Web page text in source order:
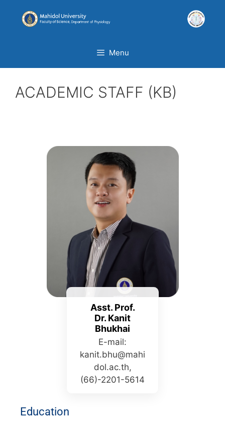
Menu
ACADEMIC STAFF (KB)
Asst. Prof.
Dr. Kanit
Bhukhai​
E-mail:
kanit.bhu@mahi
dol.ac.th,
(66)-2201-5614
Education​